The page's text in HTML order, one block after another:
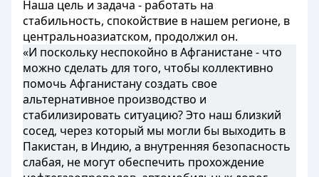
Наша цель и задача - работать на
стабильность, спокойствие в нашем регионе, в
центральноазиатском, продолжил он.
«И поскольку неспокойно в Афганистане - что
можно сделать для того, чтобы коллективно
помочь Афганистану создать свое
альтернативное производство и
стабилизировать ситуацию? Это наш близкий
сосед, через который мы могли бы выходить в
Пакистан, в Индию, а внутренняя безопасность
слабая, не могут обеспечить прохождение